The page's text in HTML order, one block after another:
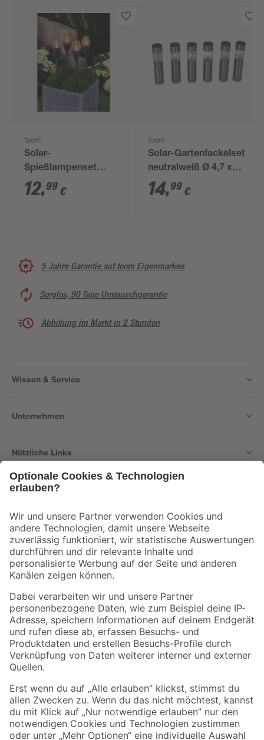
toom
Solar-
Spießlampenset
warmweiß 4 Stück
12,99 €
toom
Solar-Gartenfackelset
neutralweiß Ø 4,7 x
29,8 cm 6 Stück
14,99 €
5 Jahre Garantie auf toom Eigenmarken
Sorglos, 90 Tage Umtauschgarantie
Abholung im Markt in 2 Stunden
Wissen & Service
Unternehmen
Nützliche Links
Der toom Newsletter: Keine Angebote und Aktionen mehr verpassen!
Zur Newsletter Anmeldung
Folge uns
Zahlungsarten Versandarten
Sicher einkaufen
Jetzt die toom-App herunterladen